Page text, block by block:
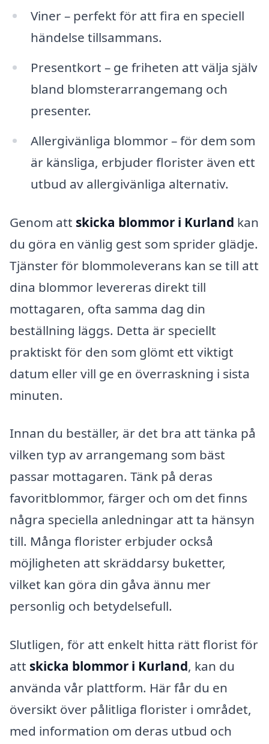
Viner – perfekt för att fira en speciell
händelse tillsammans.
Presentkort – ge friheten att välja själv
bland blomsterarrangemang och
presenter.
Allergivänliga blommor – för dem som
är känsliga, erbjuder florister även ett
utbud av allergivänliga alternativ.
Genom att skicka blommor i Kurland kan
du göra en vänlig gest som sprider glädje.
Tjänster för blommoleverans kan se till att
dina blommor levereras direkt till
mottagaren, ofta samma dag din
beställning läggs. Detta är speciellt
praktiskt för den som glömt ett viktigt
datum eller vill ge en överraskning i sista
minuten.
Innan du beställer, är det bra att tänka på
vilken typ av arrangemang som bäst
passar mottagaren. Tänk på deras
favoritblommor, färger och om det finns
några speciella anledningar att ta hänsyn
till. Många florister erbjuder också
möjligheten att skräddarsy buketter,
vilket kan göra din gåva ännu mer
personlig och betydelsefull.
Slutligen, för att enkelt hitta rätt florist för
att skicka blommor i Kurland, kan du
använda vår plattform. Här får du en
översikt över pålitliga florister i området,
med information om deras utbud och